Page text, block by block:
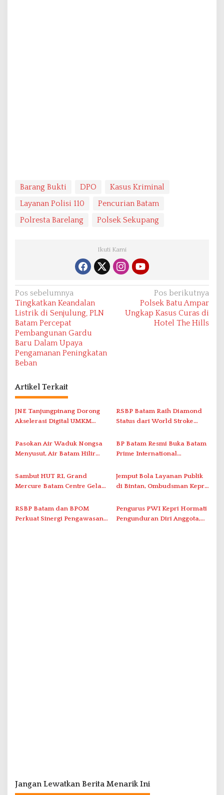
Barang Bukti DPO
Kasus Kriminal
Layanan Polisi 110
Pencurian Batam
Polresta Barelang
Polsek Sekupang
Ikuti Kami
N
a
v
i
g
a
i
p
o
Pos sebelumnya
Tingkatkan Keandalan
Listrik di Senjulung, PLN
Batam Percepat
Pembangunan Gardu
Baru Dalam Upaya
Pengamanan Peningkatan
Beban
Pos berikutnya
Polsek Batu Ampar
Ungkap Kasus Curas di
Hotel The Hills
Artikel Terkait
JNE Tanjungpinang Dorong
Akselerasi Digital UMKM
2026
RSBP Batam Raih Diamond
Status dari World Stroke
Penanganan Stroke
Berstandar Internasional
Pasokan Air Waduk Nongsa
Menyusut, Air Batam Hilir
Antar-IPAM
BP Batam Resmi Buka Batam
Prime International
2026 di Stadion Temenggung
Abdul Jamal
Sambut HUT RI, Grand
Mercure Batam Centre Gelar
Nusantara’
Jemput Bola Layanan Publik
di Bintan, Ombudsman Kepri
Solar Nelayan
RSBP Batam dan BPOM
Perkuat Sinergi Pengawasan
Pengurus PWI Kepri Hormati
Pengunduran Diri Anggota,
Jangan Lewatkan Berita Menarik Ini